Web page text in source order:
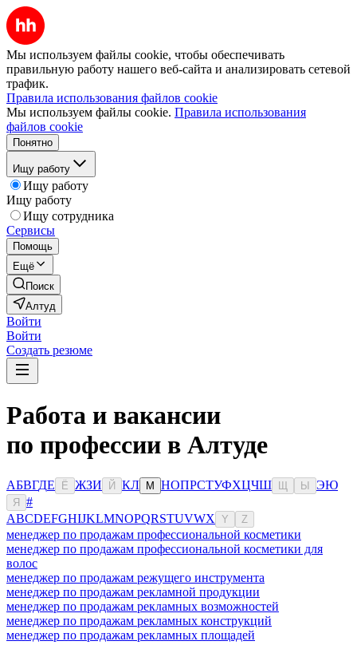
Мы используем файлы cookie, чтобы обеспечивать
правильную работу нашего веб-сайта и анализировать сетевой
трафик.
Правила использования файлов cookie
Мы используем файлы cookie. Правила использования
файлов cookie
Понятно
Ищу работу
Ищу работу
Ищу работу
Ищу сотрудника
Сервисы
Помощь
Ещё
Поиск
Алтуд
Войти
Войти
Создать резюме
Работа и вакансии
по профессии в Алтуде
АБВГДЕ Ё ЖЗИ Й КЛ М НОПРСТУФХЦЧШ Ы ЭЮ
Я
#
ABCDEFGHIJKLMNOPQRSTUVWX Y Z
менеджер по продажам профессиональной косметики
менеджер по продажам профессиональной косметики для
волос
менеджер по продажам режущего инструмента
менеджер по продажам рекламной продукции
менеджер по продажам рекламных возможностей
менеджер по продажам рекламных конструкций
менеджер по продажам рекламных площадей